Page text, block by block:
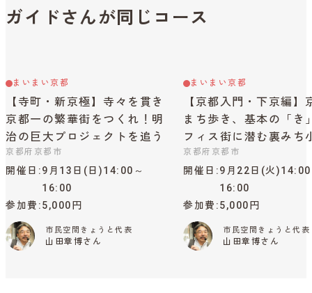
ガイドさんが同じコース
まいまい京都
【寺町・新京極】寺々を貫き
京都一の繁華街をつくれ！明
治の巨大プロジェクトを追う
京都府京都市
開催日
9月13日(日)14:00～
16:00
参加費 5,000円
市民空間きょうと代表
山田章博さん
まいまい京都
【京都入門・下京編】
まち歩き、基本の「き
フィス街に潜む裏みち
京都府京都市
開催日
9月22日(火
16:00
参加費 5,000円
市民空間きょうと代表
山田章博さん